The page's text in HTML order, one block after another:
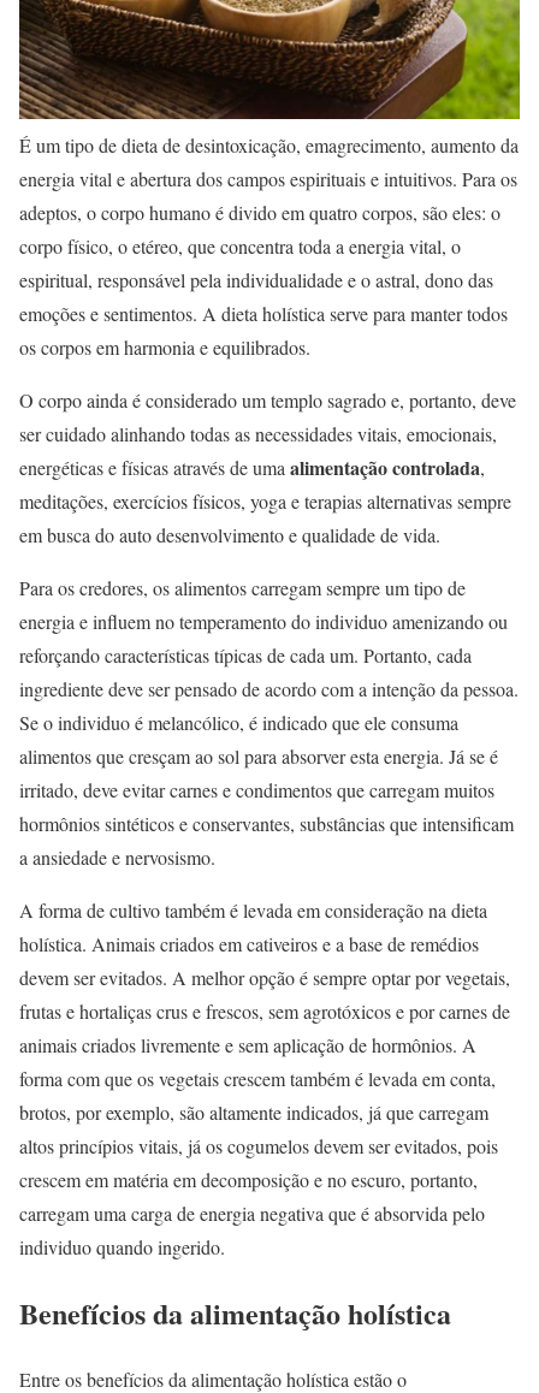
É um tipo de dieta de desintoxicação, emagrecimento, aumento da
energia vital e abertura dos campos espirituais e intuitivos. Para os
adeptos, o corpo humano é divido em quatro corpos, são eles: o
corpo físico, o etéreo, que concentra toda a energia vital, o
espiritual, responsável pela individualidade e o astral, dono das
emoções e sentimentos. A dieta holística serve para manter todos
os corpos em harmonia e equilibrados.
O corpo ainda é considerado um templo sagrado e, portanto, deve
ser cuidado alinhando todas as necessidades vitais, emocionais,
energéticas e físicas através de uma alimentação controlada,
meditações, exercícios físicos, yoga e terapias alternativas sempre
em busca do auto desenvolvimento e qualidade de vida.
Para os credores, os alimentos carregam sempre um tipo de
energia e influem no temperamento do individuo amenizando ou
reforçando características típicas de cada um. Portanto, cada
ingrediente deve ser pensado de acordo com a intenção da pessoa.
Se o individuo é melancólico, é indicado que ele consuma
alimentos que cresçam ao sol para absorver esta energia. Já se é
irritado, deve evitar carnes e condimentos que carregam muitos
hormônios sintéticos e conservantes, substâncias que intensificam
a ansiedade e nervosismo.
A forma de cultivo também é levada em consideração na dieta
holística. Animais criados em cativeiros e a base de remédios
devem ser evitados. A melhor opção é sempre optar por vegetais,
frutas e hortaliças crus e frescos, sem agrotóxicos e por carnes de
animais criados livremente e sem aplicação de hormônios. A
forma com que os vegetais crescem também é levada em conta,
brotos, por exemplo, são altamente indicados, já que carregam
altos princípios vitais, já os cogumelos devem ser evitados, pois
crescem em matéria em decomposição e no escuro, portanto,
carregam uma carga de energia negativa que é absorvida pelo
individuo quando ingerido.
Benefícios da alimentação holística
Entre os benefícios da alimentação holística estão o